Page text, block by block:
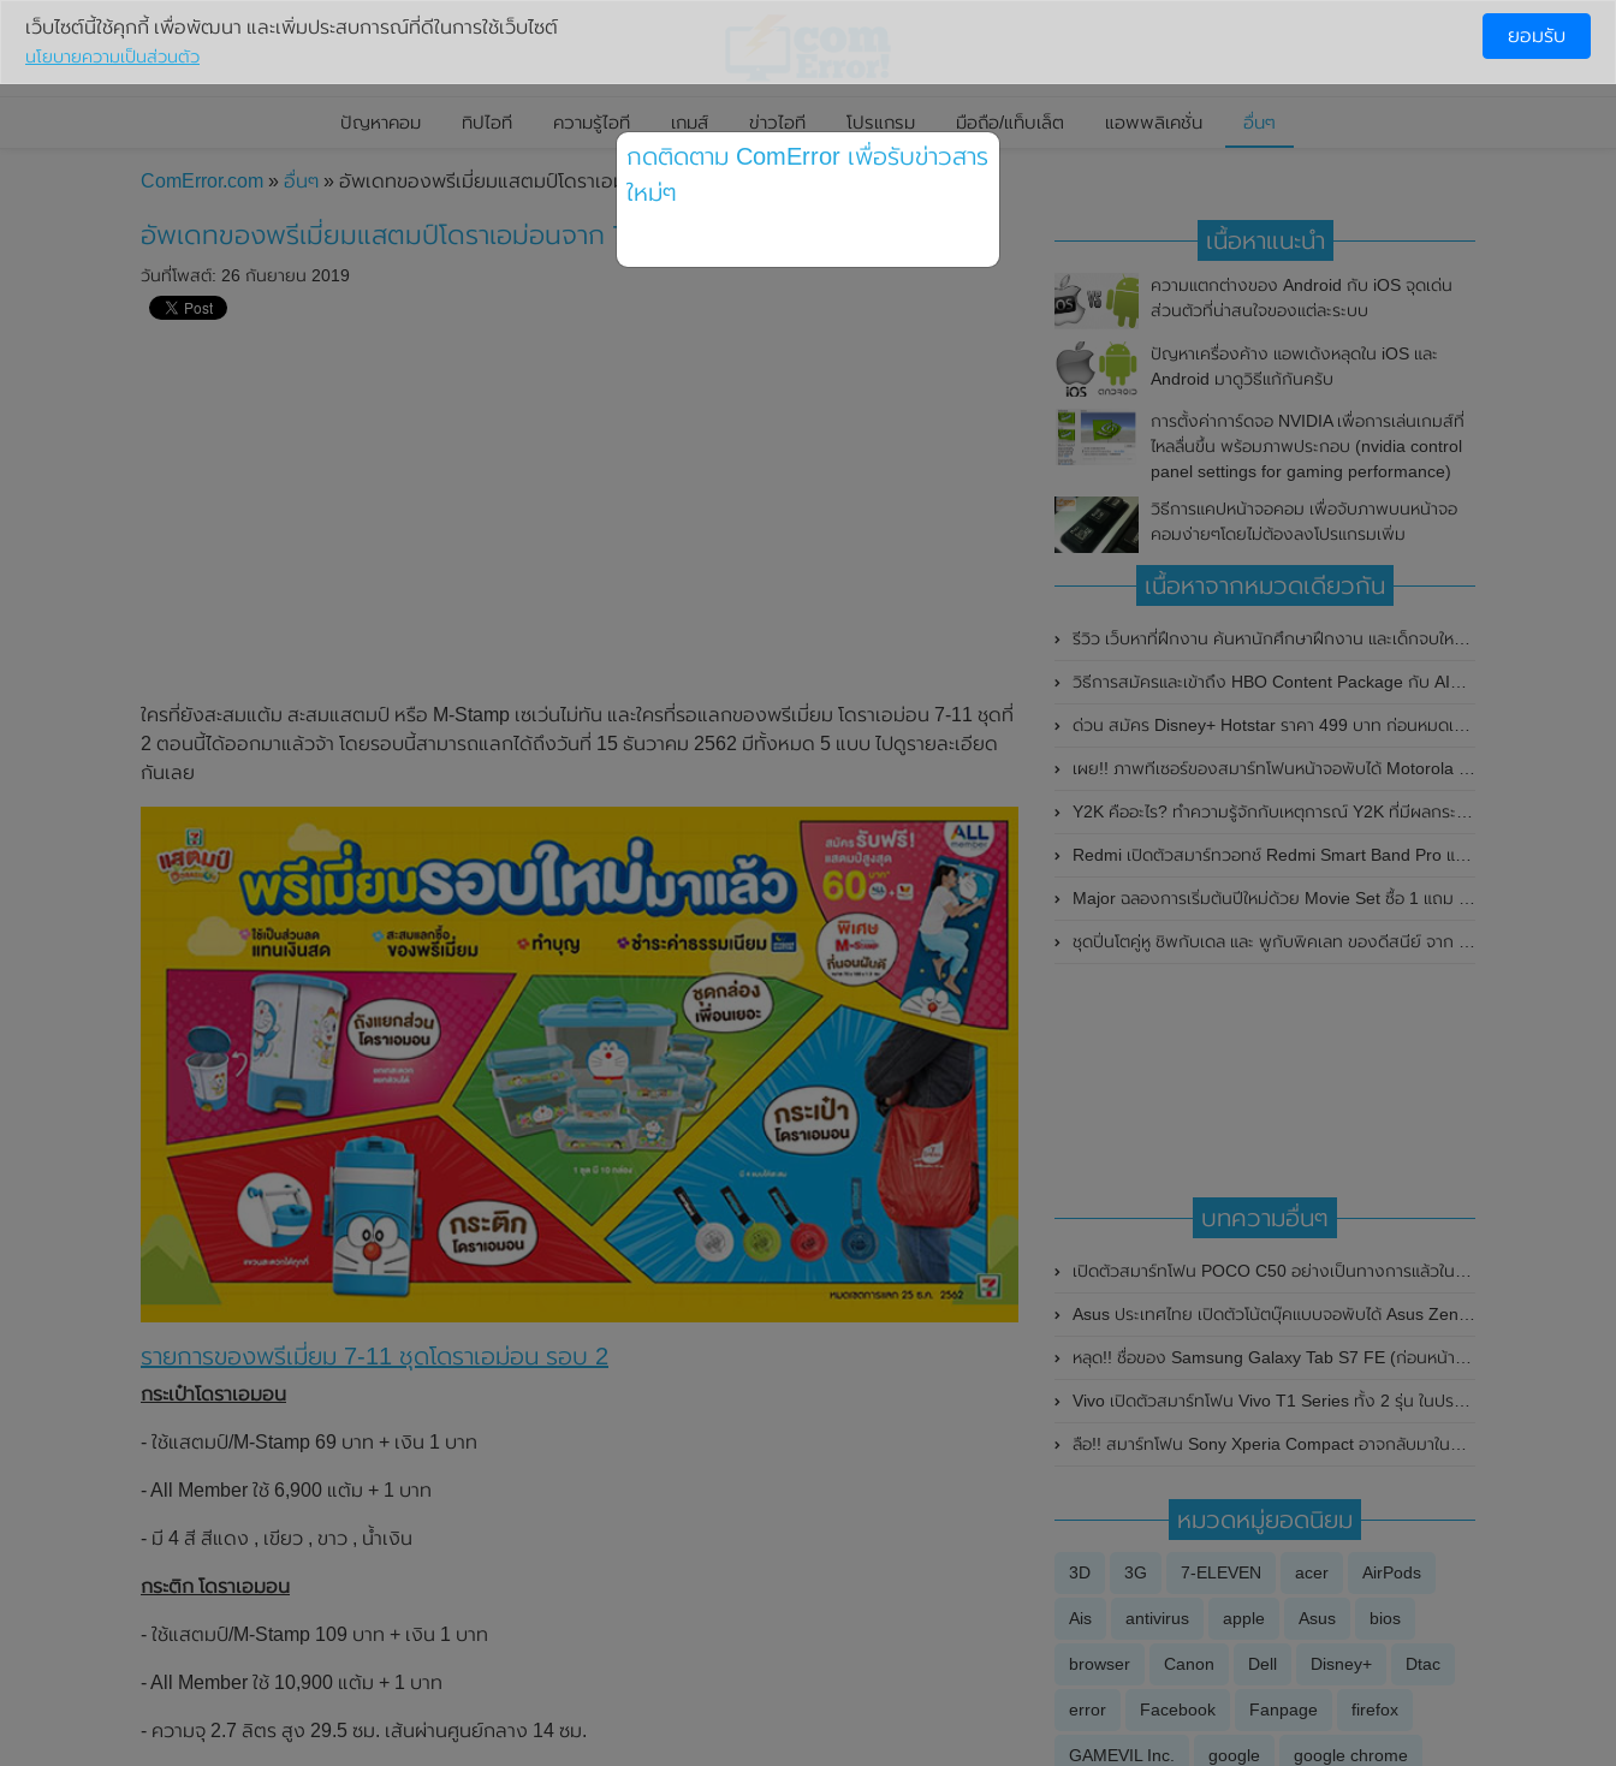
ปัญหาคอม ทิปไอที ความรู้ไอที เกมส์ ข่าวไอที โปรแกรม มือถือ/แท็บเล็ต แอพพลิเคชั่น อื่นๆ
ComError.com » อื่นๆ » อัพเดทของพรีเมี่ยมแสตมป์โดราเอม่อนจาก 7-11 รอบ 2 มาแล้วจ้า
อัพเดทของพรีเมี่ยมแสตมป์โดราเอม่อนจาก 7-11 รอบ 2 มาแล้วจ้า
วันที่โพสต์: 26 กันยายน 2019
ใครที่ยังสะสมแต้ม สะสมแสตมป์ หรือ M-Stamp เซเว่นไม่ทัน และใครที่รอแลกของพรีเมี่ยม โดราเอม่อน 7-11 ชุดที่
2 ตอนนี้ได้ออกมาแล้วจ้า โดยรอบนี้สามารถแลกได้ถึงวันที่ 15 ธันวาคม 2562 มีทั้งหมด 5 แบบ ไปดูรายละเอียด
กันเลย
รายการของพรีเมี่ยม 7-11 ชุดโดราเอม่อน รอบ 2
กระเป๋าโดราเอมอน
- ใช้แสตมป์/M-Stamp 69 บาท + เงิน 1 บาท
- All Member ใช้ 6,900 แต้ม + 1 บาท
- มี 4 สี สีแดง , เขียว , ขาว , น้ำเงิน
กระติก โดราเอมอน
- ใช้แสตมป์/M-Stamp 109 บาท + เงิน 1 บาท
- All Member ใช้ 10,900 แต้ม + 1 บาท
- ความจุ 2.7 ลิตร สูง 29.5 ซม. เส้นผ่านศูนย์กลาง 14 ซม.
เนื้อหาแนะนำ
ความแตกต่างของ Android กับ iOS จุดเด่น
ส่วนตัวที่น่าสนใจของแต่ละระบบ
ปัญหาเครื่องค้าง แอพเด้งหลุดใน iOS และ
Android มาดูวิธีแก้กันครับ
การตั้งค่าการ์ดจอ NVIDIA เพื่อการเล่นเกมส์ที่
ไหลลื่นขึ้น พร้อมภาพประกอบ (nvidia control
panel settings for gaming performance)
วิธีการแคปหน้าจอคอม เพื่อจับภาพบนหน้าจอ
คอมง่ายๆโดยไม่ต้องลงโปรแกรมเพิ่ม
เนื้อหาจากหมวดเดียวกัน
รีวิว เว็บหาที่ฝึกงาน ค้นหานักศึกษาฝึกงาน และเด็กจบใหม่ สร้างเรซูเม่ฟรี internth.com
วิธีการสมัครและเข้าถึง HBO Content Package กับ AIS ในราคาพิเศษ
ด่วน สมัคร Disney+ Hotstar ราคา 499 บาท ก่อนหมดเขต 29 มิ.ย. 2566
เผย!! ภาพทีเซอร์ของสมาร์ทโฟนหน้าจอพับได้ Motorola Razr 2023 มาพร้อมรองรับอัตราการรีเฟรชเรทที่สูงขึ้น คาดเปิดตัวในเร็วๆนี้
Y2K คืออะไร? ทำความรู้จักกับเหตุการณ์ Y2K ที่มีผลกระทบต่อโลกในอดีต
Redmi เปิดตัวสมาร์ทวอทช์ Redmi Smart Band Pro และ Redmi Watch 2 Lite มาพร้อมหน้าจอขนาดใหญ่ขึ้น , รองรับโหมดออกกำลังกายมากกว่า 110 โหมด และกันน้ำ 5 ATM
Major ฉลองการเริ่มต้นปีใหม่ด้วย Movie Set ซื้อ 1 แถม 1 ในราคาเพียง 290 บาท
ชุดปิ่นโตคู่หู ชิพกับเดล และ พูกับพิคเลท ของดีสนีย์ จาก 7-Eleven
บทความอื่นๆ
เปิดตัวสมาร์ทโฟน POCO C50 อย่างเป็นทางการแล้วในอินเดีย มาพร้อมแบตเตอรี่ 5,000mAh , ชิปเซ็ต MediaTek Helio A22 และ Android 12 Go Edition
Asus ประเทศไทย เปิดตัวโน้ตบุ๊คแบบจอพับได้ Asus Zenbook 17 Fold OLED อย่างเป็นทางการแล้ว
หลุด!! ชื่อของ Samsung Galaxy Tab S7 FE (ก่อนหน้านี้เรียกว่า Samsung Galaxy Tab S7 Lite) โผล่บน Google Play Console
Vivo เปิดตัวสมาร์ทโฟน Vivo T1 Series ทั้ง 2 รุ่น ในประเทศไทยอย่างเป็นทางการแล้ว
ลือ!! สมาร์ทโฟน Sony Xperia Compact อาจกลับมาในปีหน้า 2021 พร้อมกับชิปเซ็ต Snapdragon 775 SoC รุ่นใหม่ที่รองรับการเชื่อมต่อเครือข่าย 5G และมีหน้าจอขนาด 5.5 นิ้ว
หมวดหมู่ยอดนิยม
3D 3G 7-ELEVEN acer AirPods
Ais antivirus apple Asus bios
browser Canon Dell Disney+ Dtac
error Facebook Fanpage firefox
GAMEVIL Inc. google google chrome
เว็บไซต์นี้ใช้คุกกี้ เพื่อพัฒนา และเพิ่มประสบการณ์ที่ดีในการใช้เว็บไซต์
นโยบายความเป็นส่วนตัว
ยอมรับ
กดติดตาม ComError เพื่อรับข่าวสาร
ใหม่ๆ